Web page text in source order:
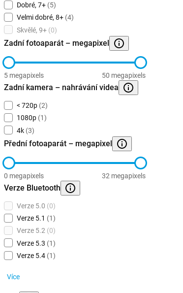
Dobré, 7+ (5)
Velmi dobré, 8+ (4)
Skvělé, 9+ (0)
Zadní fotoaparát – megapixel
5 megapixels 50 megapixels
Zadní kamera – nahrávání videa
< 720p (2)
1080p (1)
4k (3)
Přední fotoaparát – megapixel
0 megapixels 32 megapixels
Verze Bluetooth
Verze 5.0 (0)
Verze 5.1 (1)
Verze 5.2 (0)
Verze 5.3 (1)
Verze 5.4 (1)
Více